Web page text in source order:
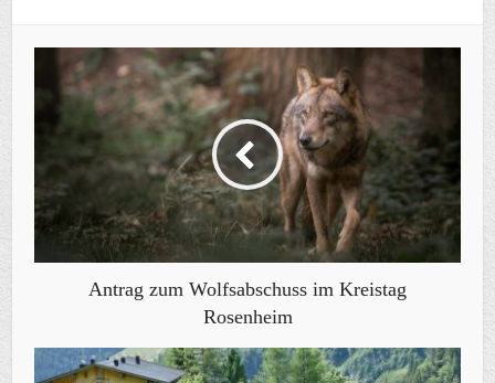
Antrag zum Wolfsabschuss im Kreistag
Rosenheim